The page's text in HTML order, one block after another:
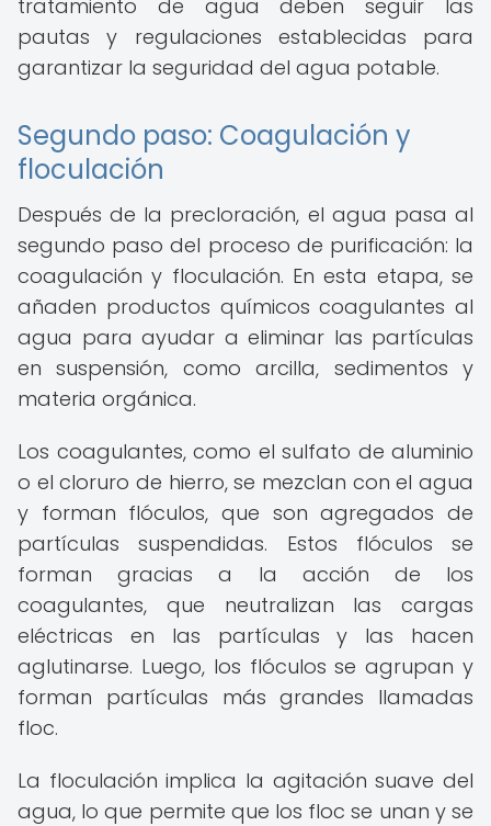
tratamiento de agua deben seguir las
pautas y regulaciones establecidas para
garantizar la seguridad del agua potable.
Segundo paso: Coagulación y
floculación
Después de la precloración, el agua pasa al
segundo paso del proceso de purificación: la
coagulación y floculación. En esta etapa, se
añaden productos químicos coagulantes al
agua para ayudar a eliminar las partículas
en suspensión, como arcilla, sedimentos y
materia orgánica.
Los coagulantes, como el sulfato de aluminio
o el cloruro de hierro, se mezclan con el agua
y forman flóculos, que son agregados de
partículas suspendidas. Estos flóculos se
forman gracias a la acción de los
coagulantes, que neutralizan las cargas
eléctricas en las partículas y las hacen
aglutinarse. Luego, los flóculos se agrupan y
forman partículas más grandes llamadas
floc.
La floculación implica la agitación suave del
agua, lo que permite que los floc se unan y se